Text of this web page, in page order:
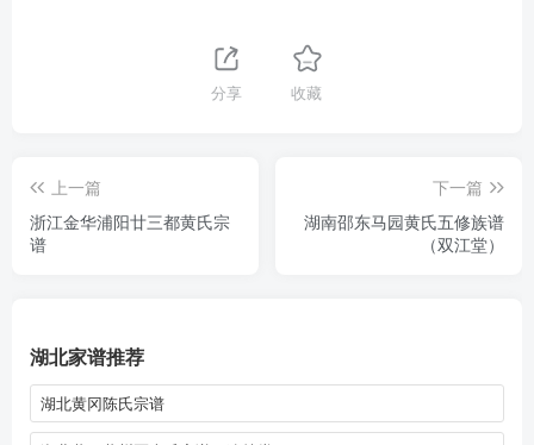
分享 收藏
上一篇
浙江金华浦阳廿三都黄氏宗
谱
下一篇
湖南邵东马园黄氏五修族谱
（双江堂）
湖北家谱推荐
湖北黄冈陈氏宗谱